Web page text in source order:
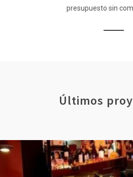
presupuesto sin
Últimos